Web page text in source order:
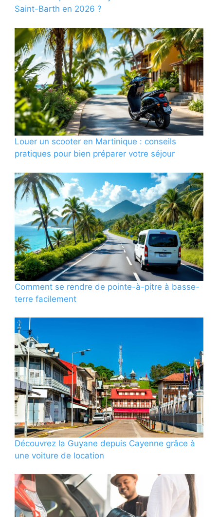
Saint-Barth en 2026 ?
Louer un scooter en Martinique : conseils
pratiques pour bien préparer votre séjour
Comment se rendre de pointe-à-pitre à basse-
terre facilement
Découvrez la Guyane depuis Cayenne grâce à
une voiture de location